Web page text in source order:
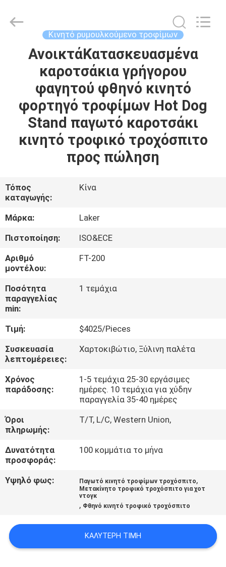
ΑΡΧΙΚΉ
ΣΕΛΊΔΑ
ΠΡΟΪΌΝΤΑ
ΣΧΕΤΙΚΆ
ΓΎΡΟΣ
ΕΡΓΟΣΤΑΣΊΩΝ
ΠΟΙΟΤΙΚΌΣ
ΈΛΕΓΧΟΣ
ΕΠΑΦΉ
ΝΈΑ
SITEMAP
ΠΟΛΙΤΙΚΉ
ΑΠΟΡΡΉΤΟΥ
CO.,LIMITED.
Κινητό ρυμουλκούμενο τροφίμων
ΑνοικτάΚατασκευασμένα
καροτσάκια γρήγορου
φαγητού φθηνό κινητό
φορτηγό τροφίμων Hot Dog
Stand παγωτό καροτσάκι
κινητό τροφικό τροχόσπιτο
προς πώληση
Τόπος
καταγωγής:
Κίνα
Μάρκα:
Laker
Πιστοποίηση:
ISO&ECE
Αριθμό
μοντέλου:
FT-200
Ποσότητα
παραγγελίας
min:
1 τεμάχια
Τιμή:
$4025/Pieces
Συσκευασία
λεπτομέρειες:
Χαρτοκιβώτιο, Ξύλινη παλέτα
Χρόνος
παράδοσης:
1-5 τεμάχια 25-30 εργάσιμες
ημέρες. 10 τεμάχια για χύδην
παραγγελία 35-40 ημέρες
Όροι
πληρωμής:
T/T, L/C, Western Union,
Δυνατότητα
προσφοράς:
100 κομμάτια το μήνα
Υψηλό φως: Παγωτό κινητό τροφίμων τροχόσπιτο,
Μετακίνητο τροφικό τροχόσπιτο για χοτ
ντογκ
, Φθηνό κινητό τροφικό τροχόσπιτο
ΚΑΛΎΤΕΡΗ ΤΙΜΉ